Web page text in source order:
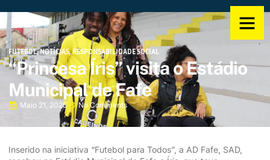
FUTEBOL,NOTÍCIAS,RESPONSABILIDADE SOCIAL
“Princesa Íris” visita o Estádio
Municipal de Fafe
Maio 21, 2025 No Comments
Inserido na iniciativa “Futebol para Todos”, a AD Fafe, SAD,